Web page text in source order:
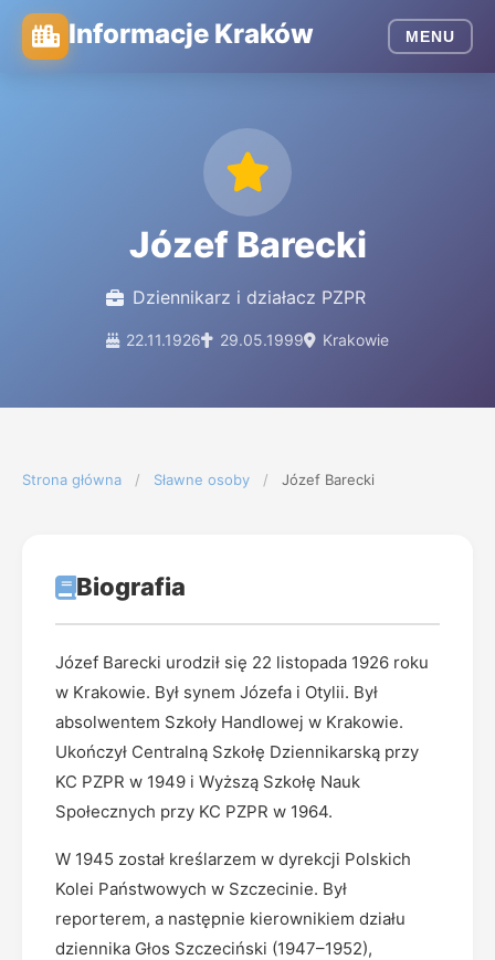
Informacje Kraków MENU
Józef Barecki
Dziennikarz i działacz PZPR
22.11.1926 29.05.1999 Krakowie
Strona główna / Sławne osoby / Józef Barecki
Biografia
Józef Barecki urodził się 22 listopada 1926 roku
w Krakowie. Był synem Józefa i Otylii. Był
absolwentem Szkoły Handlowej w Krakowie.
Ukończył Centralną Szkołę Dziennikarską przy
KC PZPR w 1949 i Wyższą Szkołę Nauk
Społecznych przy KC PZPR w 1964.
W 1945 został kreślarzem w dyrekcji Polskich
Kolei Państwowych w Szczecinie. Był
reporterem, a następnie kierownikiem działu
dziennika Głos Szczeciński (1947–1952),